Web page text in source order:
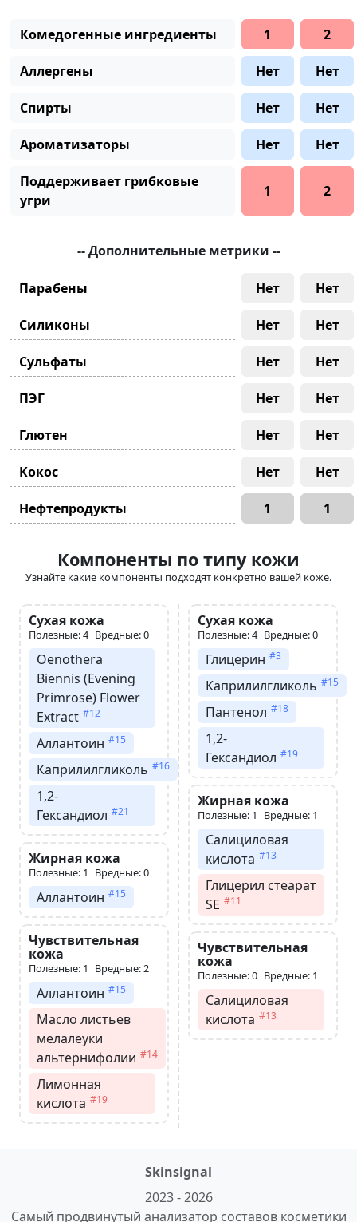
Комедогенные ингредиенты 1 2
Аллергены Нет Нет
Спирты Нет Нет
Ароматизаторы Нет Нет
Поддерживает грибковые
угри
1 2
-- Дополнительные метрики --
Парабены Нет Нет
Силиконы Нет Нет
Сульфаты Нет Нет
ПЭГ Нет Нет
Глютен Нет Нет
Кокос Нет Нет
Нефтепродукты 1 1
Компоненты по типу кожи
Узнайте какие компоненты подходят конкретно вашей коже.
Сухая кожа
Полезные: 4 Вредные: 0
Oenothera
Biennis (Evening
Primrose) Flower
Extract #12
Аллантоин #15
Каприлилгликоль #16
1,2-
Гександиол #21
Жирная кожа
Полезные: 1 Вредные: 0
Аллантоин #15
Чувствительная
кожа
Полезные: 1 Вредные: 2
Аллантоин #15
Масло листьев
мелалеуки
альтернифолии #14
Лимонная
кислота #19
Сухая кожа
Полезные: 4 Вредные: 0
Глицерин #3
Каприлилгликоль #15
Пантенол #18
1,2-
Гександиол #19
Жирная кожа
Полезные: 1 Вредные: 1
Салициловая
кислота #13
Глицерил стеарат
SE #11
Чувствительная
кожа
Полезные: 0 Вредные: 1
Салициловая
кислота #13
Skinsignal
2023 - 2026
Самый продвинутый анализатор составов косметики